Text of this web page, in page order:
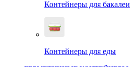
Контейнеры для бакалеи
Контейнеры для еды